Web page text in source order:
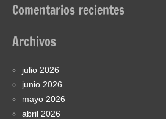
Comentarios recientes
Archivos
julio 2026
junio 2026
mayo 2026
abril 2026